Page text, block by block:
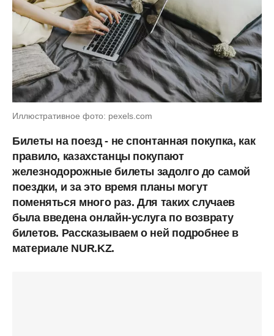
Иллюстративное фото: pexels.com
Билеты на поезд - не спонтанная покупка, как
правило, казахстанцы покупают
железнодорожные билеты задолго до самой
поездки, и за это время планы могут
поменяться много раз. Для таких случаев
была введена онлайн-услуга по возврату
билетов. Рассказываем о ней подробнее в
материале NUR.KZ.